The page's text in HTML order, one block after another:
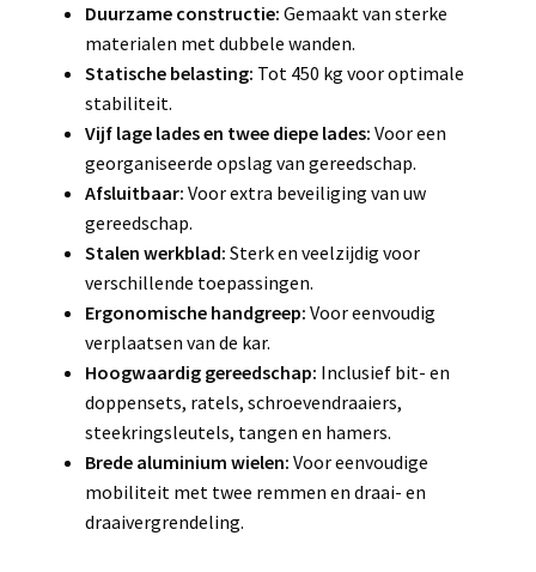
Duurzame constructie: Gemaakt van sterke
materialen met dubbele wanden.
Statische belasting: Tot 450 kg voor optimale
stabiliteit.
Vijf lage lades en twee diepe lades: Voor een
georganiseerde opslag van gereedschap.
Afsluitbaar: Voor extra beveiliging van uw
gereedschap.
Stalen werkblad: Sterk en veelzijdig voor
verschillende toepassingen.
Ergonomische handgreep: Voor eenvoudig
verplaatsen van de kar.
Hoogwaardig gereedschap: Inclusief bit- en
doppensets, ratels, schroevendraaiers,
steekringsleutels, tangen en hamers.
Brede aluminium wielen: Voor eenvoudige
mobiliteit met twee remmen en draai- en
draaivergrendeling.